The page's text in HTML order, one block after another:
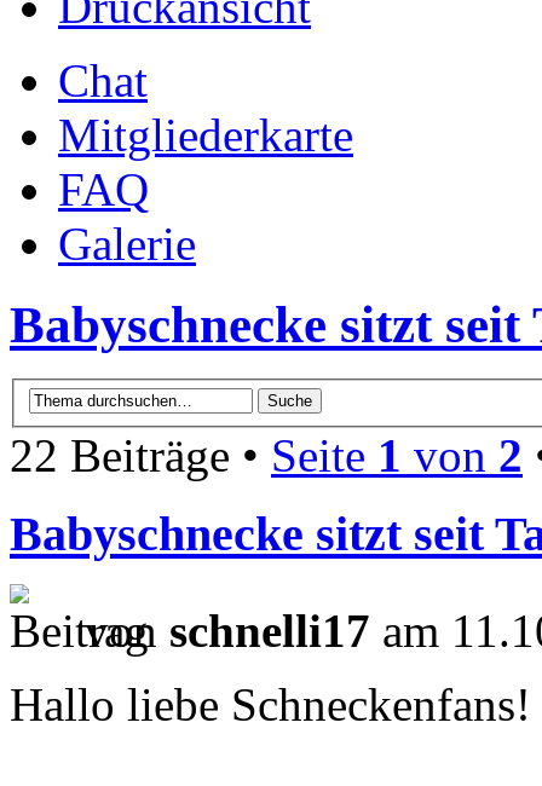
Chat
Mitgliederkarte
FAQ
Galerie
Babyschnecke sitzt seit
22 Beiträge • Seite 1 von 2
Babyschnecke sitzt seit
von schnelli17 am
Hallo liebe Schneckenfans!